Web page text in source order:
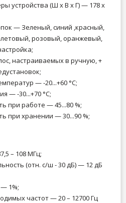
устройства (Ш x В x Г) — 178 x
— Зеленый, синий ,красный,
розовый, оранжевый,
настраиваемых в ручную, +
— -20...+60 °С;
— -30...+70 °С;
при работе — 45...80 %;
при хранении — 30...90 %;
– 108 МГц;
(отн. с/ш - 30 дБ) — 12 дБ
1%;
частот — 20 – 12700 Гц